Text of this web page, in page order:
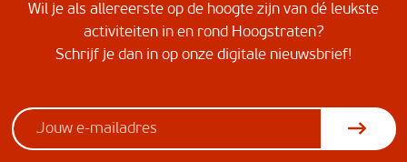
Wil je als allereerste op de hoogte zijn van dé leukste
activiteiten in en rond Hoogstraten?
Schrijf je dan in op onze digitale nieuwsbrief!